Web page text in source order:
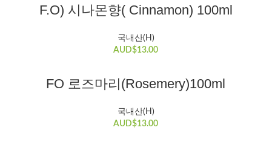
F.O) 시나몬향( Cinnamon) 100ml
국내산(H)
AUD$13.00
FO 로즈마리(Rosemery)100ml
국내산(H)
AUD$13.00